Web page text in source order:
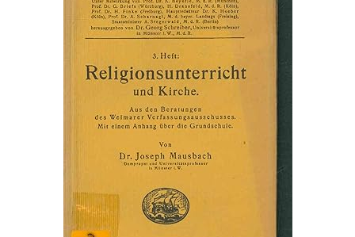
CLOSE